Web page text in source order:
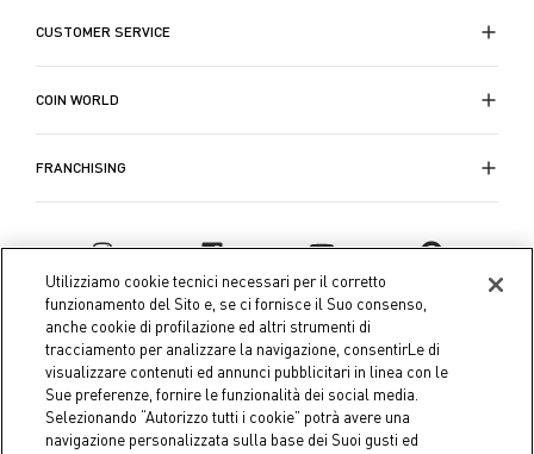
CUSTOMER SERVICE
COIN WORLD
FRANCHISING
Utilizziamo cookie tecnici necessari per il corretto
funzionamento del Sito e, se ci fornisce il Suo consenso,
anche cookie di profilazione ed altri strumenti di
tracciamento per analizzare la navigazione, consentirLe di
visualizzare contenuti ed annunci pubblicitari in linea con le
Sue preferenze, fornire le funzionalità dei social media.
Selezionando “Autorizzo tutti i cookie” potrà avere una
navigazione personalizzata sulla base dei Suoi gusti ed